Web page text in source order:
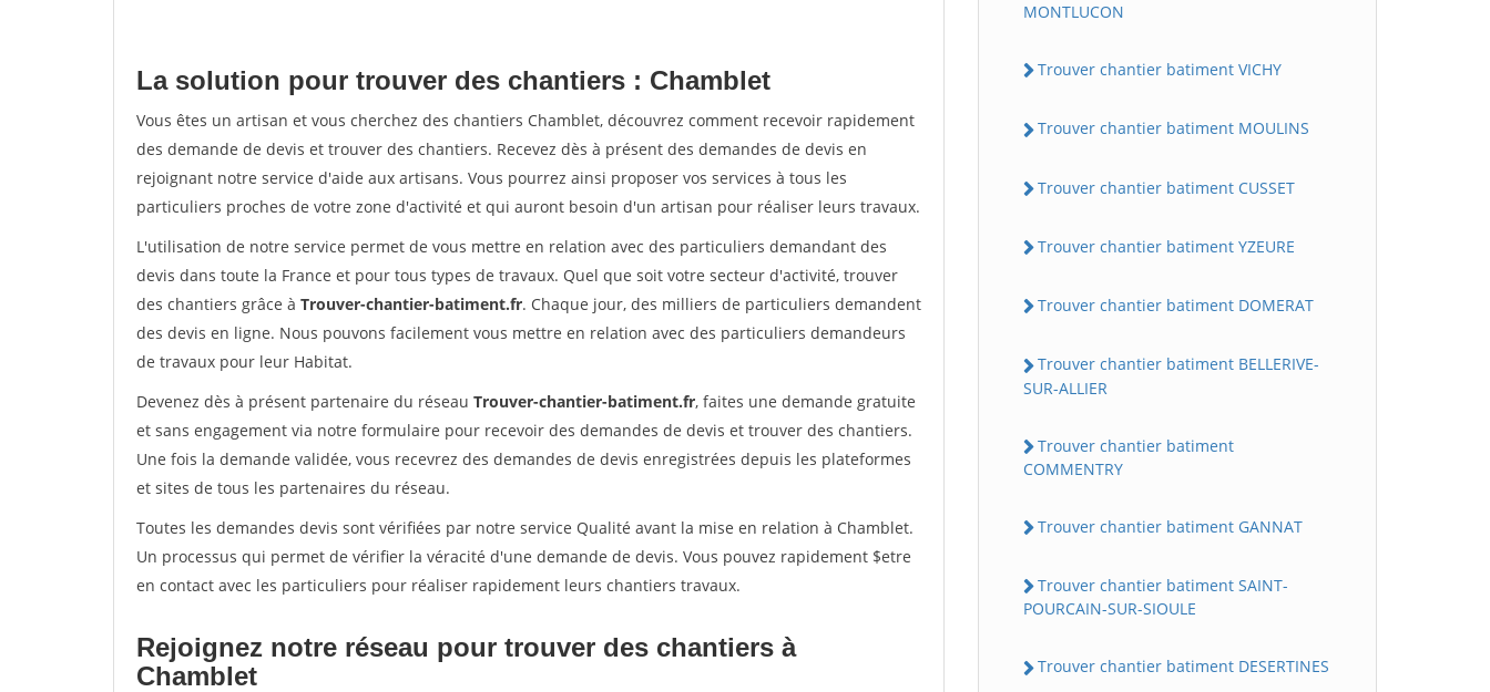
La solution pour trouver des chantiers : Chamblet
Vous êtes un artisan et vous cherchez des chantiers Chamblet, découvrez comment recevoir rapidement
des demande de devis et trouver des chantiers. Recevez dès à présent des demandes de devis en
rejoignant notre service d'aide aux artisans. Vous pourrez ainsi proposer vos services à tous les
particuliers proches de votre zone d'activité et qui auront besoin d'un artisan pour réaliser leurs travaux.
L'utilisation de notre service permet de vous mettre en relation avec des particuliers demandant des
devis dans toute la France et pour tous types de travaux. Quel que soit votre secteur d'activité, trouver
des chantiers grâce à Trouver-chantier-batiment.fr. Chaque jour, des milliers de particuliers demandent
des devis en ligne. Nous pouvons facilement vous mettre en relation avec des particuliers demandeurs
de travaux pour leur Habitat.
Devenez dès à présent partenaire du réseau Trouver-chantier-batiment.fr, faites une demande gratuite
et sans engagement via notre formulaire pour recevoir des demandes de devis et trouver des chantiers.
Une fois la demande validée, vous recevrez des demandes de devis enregistrées depuis les plateformes
et sites de tous les partenaires du réseau.
Toutes les demandes devis sont vérifiées par notre service Qualité avant la mise en relation à Chamblet.
Un processus qui permet de vérifier la véracité d'une demande de devis. Vous pouvez rapidement $etre
en contact avec les particuliers pour réaliser rapidement leurs chantiers travaux.
Rejoignez notre réseau pour trouver des chantiers à
Chamblet
MONTLUCON
Trouver chantier batiment VICHY
Trouver chantier batiment MOULINS
Trouver chantier batiment CUSSET
Trouver chantier batiment YZEURE
Trouver chantier batiment DOMERAT
Trouver chantier batiment BELLERIVE-
SUR-ALLIER
Trouver chantier batiment
COMMENTRY
Trouver chantier batiment GANNAT
Trouver chantier batiment SAINT-
POURCAIN-SUR-SIOULE
Trouver chantier batiment DESERTINES